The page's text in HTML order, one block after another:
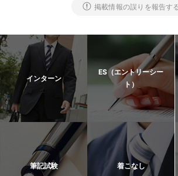
掲載情報の誤りを報告す
インターン
ES（エントリーシー
ト）
筆記試験 着こなし